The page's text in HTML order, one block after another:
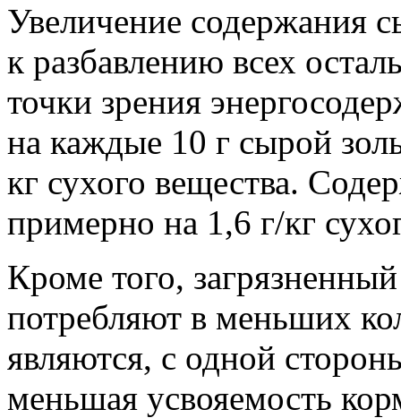
Увеличение содержания
к разбавлению всех
точки зрения
на каждые 10 г сырой
кг сухого вещества.
примерно на 1,6 г/кг
Кроме того,
потребляют в меньших
являются, с одной
меньшая усвояемость